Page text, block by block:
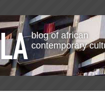
blog of african
contemporary